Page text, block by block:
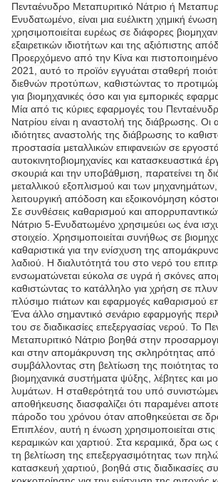
Πενταένυδρο Μεταπυριτικό Νάτριο ή
Ενυδατωμένο, είναι μια ευέλικτη χημική
χρησιμοποιείται ευρέως σε διάφορες
εξαιρετικών ιδιοτήτων και της αξιόπιστης
Προερχόμενο από την Κίνα και
2021, αυτό το προϊόν εγγυάται σταθερή
διεθνών προτύπων, καθιστώντας το
για βιομηχανικές όσο και για εμπορικές
Μία από τις κύριες εφαρμογές του
Νατρίου είναι η αναστολή της διάβρωσης. Οι
ιδιότητες αναστολής της διάβρωσης το
προστασία μεταλλικών επιφανειών σε
αυτοκινητοβιομηχανίες και κατασκευαστικά
σκουριά και την υποβάθμιση, παρατείνει τη
μεταλλικού εξοπλισμού και των μηχανημάτων,
λειτουργική απόδοση και εξοικονόμηση
Σε συνθέσεις καθαρισμού και
Νάτριο 5-Ενυδατωμένο χρησιμεύει ως ένα
στοιχείο. Χρησιμοποιείται συνήθως σε
καθαριστικά για την ενίσχυση της
λαδιού. Η διαλυτότητά του στο νερό του
ενσωματώνεται εύκολα σε υγρά ή σκόνες
καθιστώντας το κατάλληλο για χρήση σε
πλύσιμο πιάτων και εφαρμογές καθαρισμού
Ένα άλλο σημαντικό σενάριο εφαρμογής
του σε διαδικασίες επεξεργασίας νερού. Το
Μεταπυριτικό Νάτριο βοηθά στην
και στην απομάκρυνση της σκληρότητας από
συμβάλλοντας στη βελτίωση της ποιότητας
βιομηχανικά συστήματα ψύξης, λέβητες και
λυμάτων. Η σταθερότητά του υπό
αποθήκευσης διασφαλίζει ότι παραμένει
πάροδο του χρόνου όταν αποθηκεύεται σε
Επιπλέον, αυτή η ένωση χρησιμοποιείται στις
κεραμικών και χαρτιού. Στα κεραμικά, δρα ως
τη βελτίωση της επεξεργασιμότητας των
κατασκευή χαρτιού, βοηθά στις διαδικασίες